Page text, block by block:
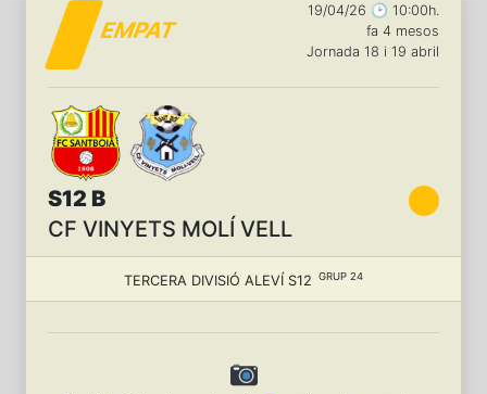
EMPAT
19/04/26 🕑 10:00h.
fa 4 mesos
Jornada 18 i 19 abril
S12 B
CF VINYETS MOLÍ VELL
TERCERA DIVISIÓ ALEVÍ S12 GRUP 24